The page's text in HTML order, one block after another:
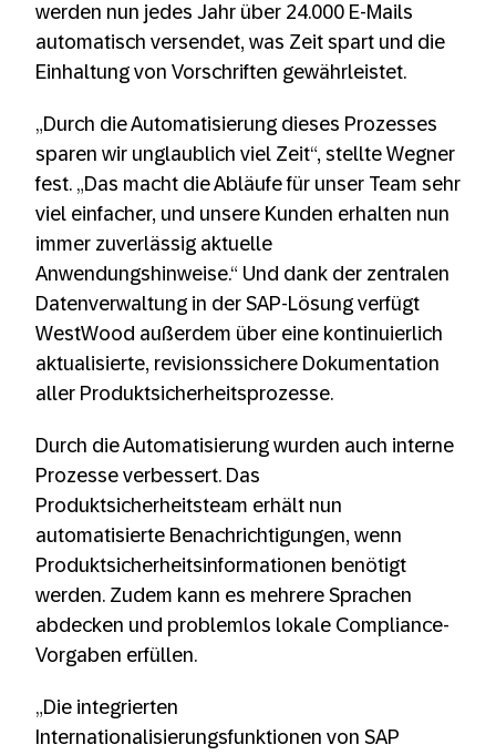
werden nun jedes Jahr über 24.000 E-Mails
automatisch versendet, was Zeit spart und die
Einhaltung von Vorschriften gewährleistet.
„Durch die Automatisierung dieses Prozesses
sparen wir unglaublich viel Zeit“, stellte Wegner
fest. „Das macht die Abläufe für unser Team sehr
viel einfacher, und unsere Kunden erhalten nun
immer zuverlässig aktuelle
Anwendungshinweise.“ Und dank der zentralen
Datenverwaltung in der SAP-Lösung verfügt
WestWood außerdem über eine kontinuierlich
aktualisierte, revisionssichere Dokumentation
aller Produktsicherheitsprozesse.
Durch die Automatisierung wurden auch interne
Prozesse verbessert. Das
Produktsicherheitsteam erhält nun
automatisierte Benachrichtigungen, wenn
Produktsicherheitsinformationen benötigt
werden. Zudem kann es mehrere Sprachen
abdecken und problemlos lokale Compliance-
Vorgaben erfüllen.
„Die integrierten
Internationalisierungsfunktionen von SAP